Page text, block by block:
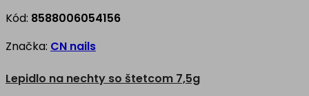
Kód: 8588006054156
Značka: CN nails
Lepidlo na nechty so štetcom 7,5g